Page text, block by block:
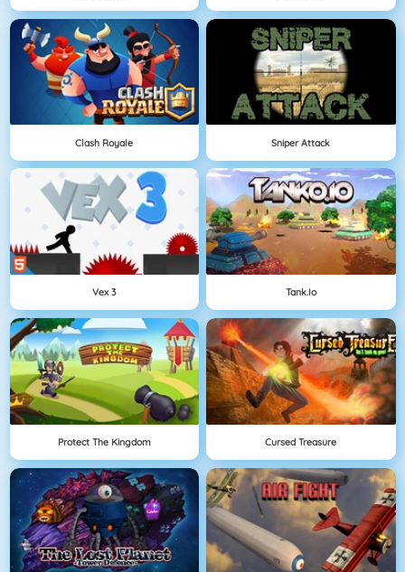
Clash Royale Sniper Attack
Vex 3 Tank.io
Protect The Kingdom Cursed Treasure